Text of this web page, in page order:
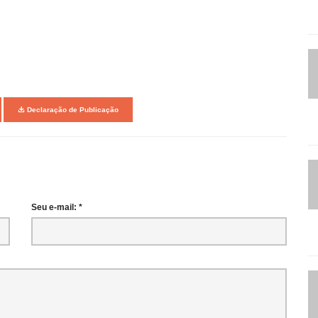
Declaração de Publicação
Seu e-mail: *